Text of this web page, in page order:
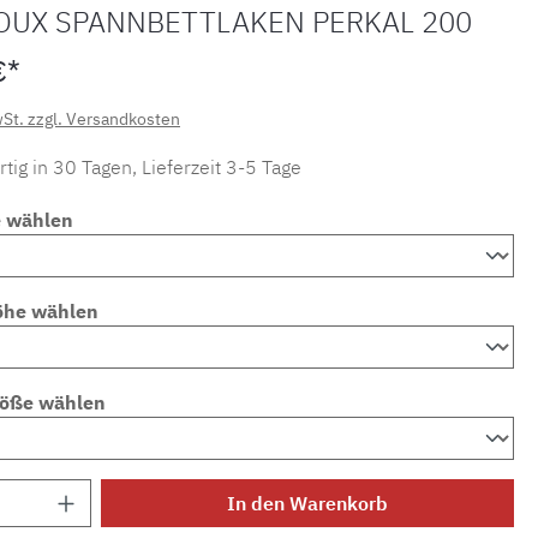
SPANNBETTLAKEN PERKAL 200
zzgl. Versandkosten
in 30 Tagen, Lieferzeit 3-5 Tage
wählen
wählen
wählen
Anzahl: Gib den gewünschten Wert ein
In den Warenkorb